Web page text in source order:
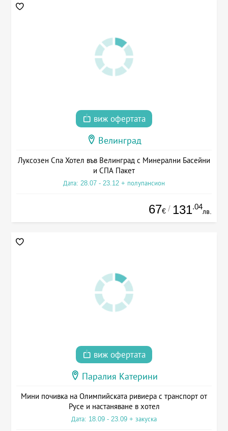
виж офертата
Велинград
Луксозен Спа Хотел във Велинград с Минерални Басейни
и СПА Пакет
Дата: 28.07 - 23.12 + полупансион
67€ / 131.04
лв.
виж офертата
Паралия Катерини
Мини почивка на Олимпийската ривиера с транспорт от
Русе и настаняване в хотел
Дата: 18.09 - 23.09 + закуска